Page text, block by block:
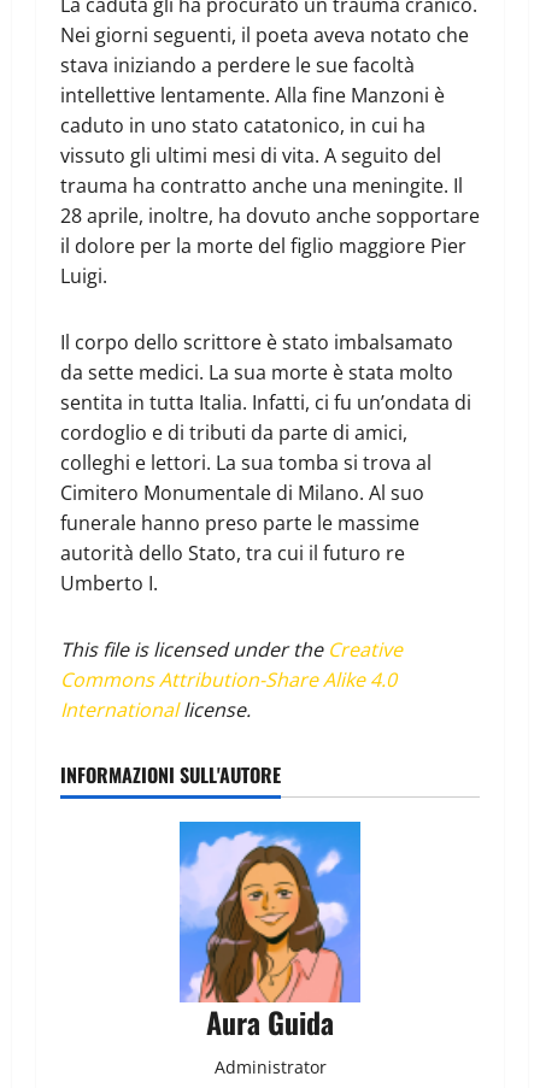
Nei giorni seguenti, il poeta aveva notato che
stava iniziando a perdere le sue facoltà
intellettive lentamente. Alla fine Manzoni è
caduto in uno stato catatonico, in cui ha
vissuto gli ultimi mesi di vita. A seguito del
trauma ha contratto anche una meningite. Il
28 aprile, inoltre, ha dovuto anche sopportare
il dolore per la morte del figlio maggiore Pier
Luigi.
Il corpo dello scrittore è stato imbalsamato
da sette medici. La sua morte è stata molto
sentita in tutta Italia. Infatti, ci fu un’ondata di
cordoglio e di tributi da parte di amici,
colleghi e lettori. La sua tomba si trova al
Cimitero Monumentale di Milano. Al suo
funerale hanno preso parte le massime
autorità dello Stato, tra cui il futuro re
Umberto I.
This file is licensed under the Creative
CommonsAttribution-Share Alike 4.0
Internationallicense.
INFORMAZIONI SULL'AUTORE
Aura Guida
Administrator